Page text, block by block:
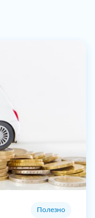
Полезно